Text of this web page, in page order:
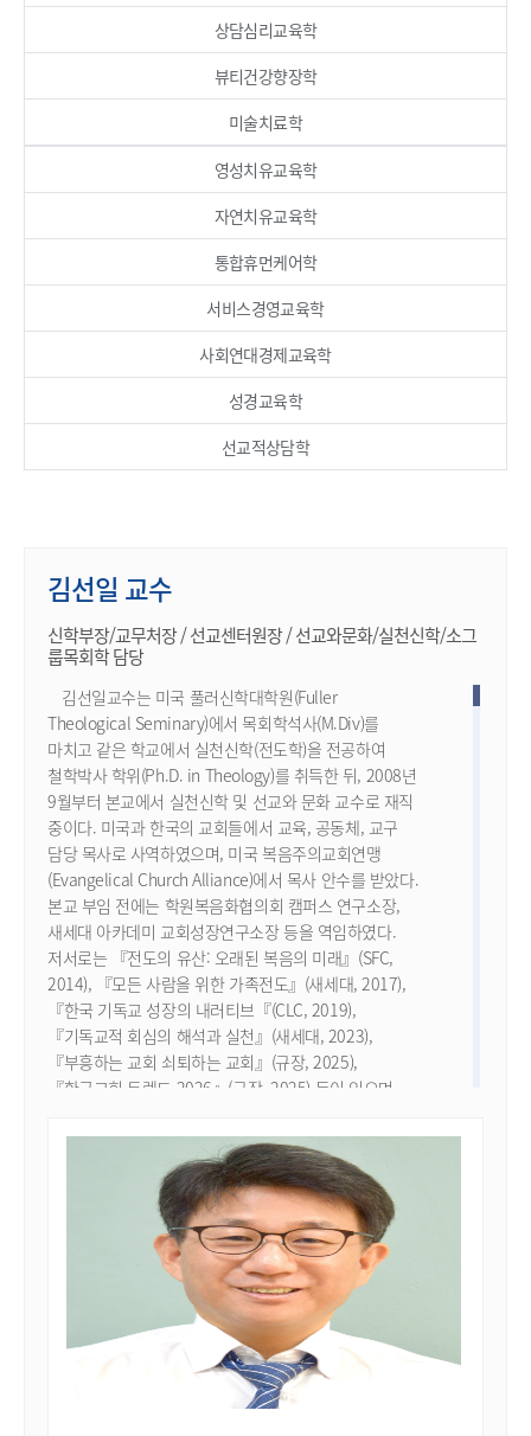
상담심리교육학
뷰티건강향장학
미술치료학
영성치유교육학
자연치유교육학
통합휴먼케어학
서비스경영교육학
사회연대경제교육학
성경교육학
선교적상담학
김선일 교수
신학부장/교무처장 / 선교센터원장 / 선교와문화/실천신학/소그
룹목회학 담당
김선일교수는 미국 풀러신학대학원(Fuller
Theological Seminary)에서 목회학석사(M.Div)를
마치고 같은 학교에서 실천신학(전도학)을 전공하여
철학박사 학위(Ph.D. in Theology)를 취득한 뒤, 2008년
9월부터 본교에서 실천신학 및 선교와 문화 교수로 재직
중이다. 미국과 한국의 교회들에서 교육, 공동체, 교구
담당 목사로 사역하였으며, 미국 복음주의교회연맹
(Evangelical Church Alliance)에서 목사 안수를 받았다.
본교 부임 전에는 학원복음화협의회 캠퍼스 연구소장,
새세대 아카데미 교회성장연구소장 등을 역임하였다.
저서로는 『전도의 유산: 오래된 복음의 미래』(SFC,
2014), 『모든 사람을 위한 가족전도』(새세대, 2017),
『한국 기독교 성장의 내러티브『(CLC, 2019),
『기독교적 회심의 해석과 실천』(새세대, 2023),
『부흥하는 교회 쇠퇴하는 교회』(규장, 2025),
『한국교회 트렌드 2026』(규장, 2025) 등이 있으며,
트렌드 2025』(규장, 2024), 『한국교회 진단리포트』
(두란노, 2025) 등을 공저했다. 그의 박사학위 논문은
미국 Asbury Theological Series에 포함되어 Ecology of
Evangelism (Emeth Press, 2016)이라는 제목으로
출판되었다. 김선일교수는 미국 IVP에서 발행한 Global
Dictionary of Theology(IVP, 2008)에 “Conversion”에
관한 논문을 기고하였으며, 그 외에도 다수의 학술지에
한국어와 영어로 논문들을 게재했다. 그의 최근 연구
관심 주제는 일터 신학, 문화 변증학, 회심의 공적 차